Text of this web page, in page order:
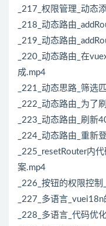
_217_权限管理_动态
_218_动态路由
_219_动态路由
_220_动态路由_在
成.mp4
_221_动态思路_筛选
_222_动态路由_为了
_223_动态路由_刷新
_224_动态路由_重新
_225_resetRouter内
案.mp4
_226_按钮的权限控
_227_多语言
_228_多语言_代码优